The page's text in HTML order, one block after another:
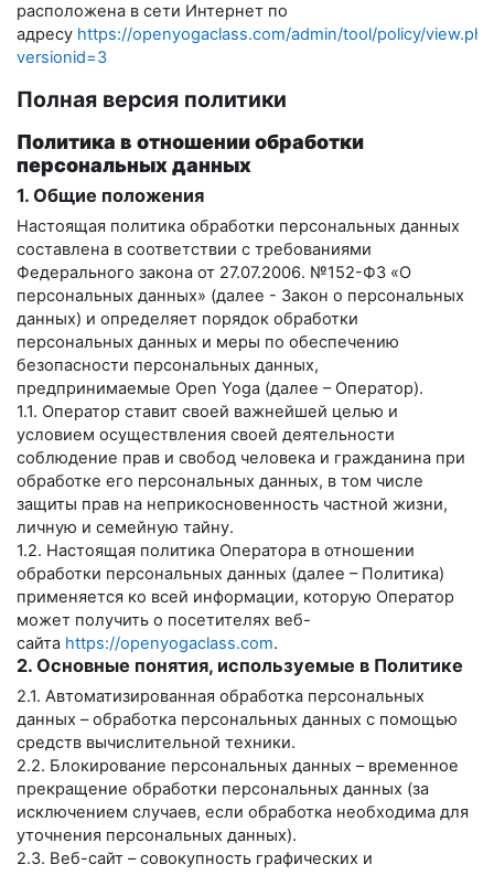
расположена в сети Интернет по
адресу https://openyogaclass.com/admin/tool/policy/
versionid=3
Полная версия политики
Политика в отношении обработки
персональных данных
1. Общие положения
Настоящая политика обработки персональных данных
составлена в соответствии с требованиями
Федерального закона от 27.07.2006. №152-ФЗ «О
персональных данных» (далее - Закон о персональных
данных) и определяет порядок обработки
персональных данных и меры по обеспечению
безопасности персональных данных,
предпринимаемые Open Yoga (далее – Оператор).
1.1. Оператор ставит своей важнейшей целью и
условием осуществления своей деятельности
соблюдение прав и свобод человека и гражданина при
обработке его персональных данных, в том числе
защиты прав на неприкосновенность частной жизни,
личную и семейную тайну.
1.2. Настоящая политика Оператора в отношении
обработки персональных данных (далее – Политика)
применяется ко всей информации, которую Оператор
может получить о посетителях веб-
сайта https://openyogaclass.com.
2. Основные понятия, используемые в Политике
2.1. Автоматизированная обработка персональных
данных – обработка персональных данных с помощью
средств вычислительной техники.
2.2. Блокирование персональных данных – временное
прекращение обработки персональных данных (за
исключением случаев, если обработка необходима для
уточнения персональных данных).
2.3. Веб-сайт – совокупность графических и